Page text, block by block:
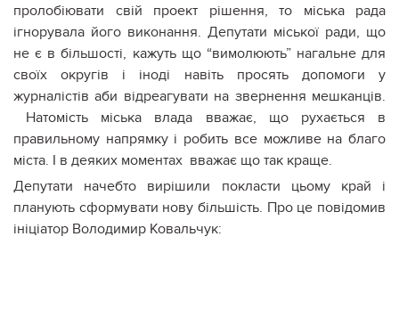
пролобіювати свій проект рішення, то міська рада
ігнорувала його виконання. Депутати міської ради, що
не є в більшості, кажуть що “вимолюють” нагальне для
своїх округів і іноді навіть просять допомоги у
журналістів аби відреагувати на звернення мешканців.
Натомість міська влада вважає, що рухається в
правильному напрямку і робить все можливе на благо
міста. І в деяких моментах вважає що так краще.
Депутати начебто вирішили покласти цьому край і
планують сформувати нову більшість. Про це повідомив
ініціатор Володимир Ковальчук: